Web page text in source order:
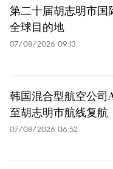
第二十届胡志明市国
全球目的地
07/08/2026 09:13
韩国混合型航空公司
至胡志明市航线复航
07/08/2026 06:52